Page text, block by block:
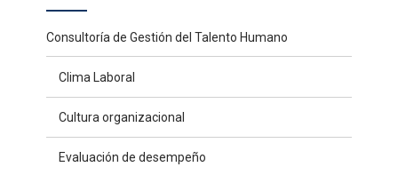
Consultoría de Gestión del Talento Humano
Clima Laboral
Cultura organizacional
Evaluación de desempeño